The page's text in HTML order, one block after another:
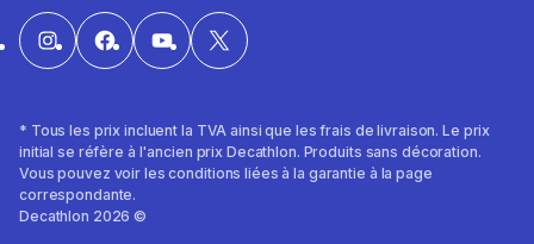
* Tous les prix incluent la TVA ainsi que les frais de livraison. Le prix
initial se réfère à l'ancien prix Decathlon. Produits sans décoration.
Vous pouvez voir les conditions liées à la garantie à la page
correspondante.
Decathlon 2026 ©